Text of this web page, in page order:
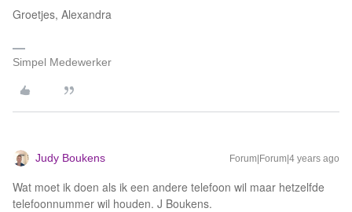
Groetjes, Alexandra
Simpel Medewerker
Judy Boukens Forum|Forum|4 years ago
Wat moet ik doen als ik een andere telefoon wil maar hetzelfde
telefoonnummer wil houden. J Boukens.